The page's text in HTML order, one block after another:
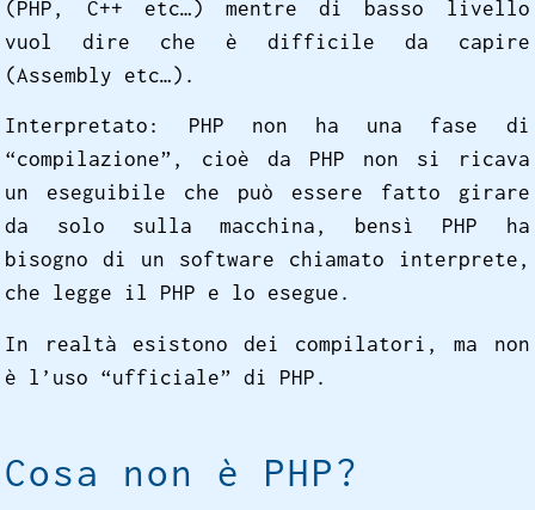
(PHP, C++ etc…) mentre di basso livello
vuol dire che è difficile da capire
(Assembly etc…).
Interpretato: PHP non ha una fase di
“compilazione”, cioè da PHP non si ricava
un eseguibile che può essere fatto girare
da solo sulla macchina, bensì PHP ha
bisogno di un software chiamato interprete,
che legge il PHP e lo esegue.
In realtà esistono dei compilatori, ma non
è l’uso “ufficiale” di PHP.
Cosa non è PHP?